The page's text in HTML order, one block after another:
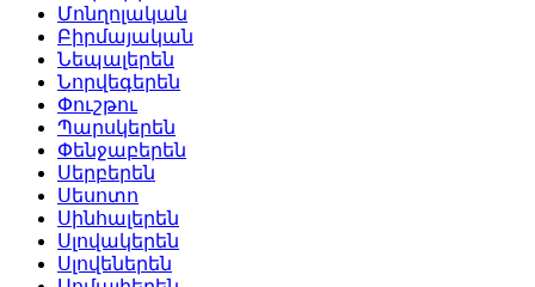
Մոնղոլական
Բիրմայական
Նեպալերեն
Նորվեգերեն
Փուշթու
Պարսկերեն
Փենջաբերեն
Սերբերեն
Սեսոտո
Սինհալերեն
Սլովակերեն
Սլովեներեն